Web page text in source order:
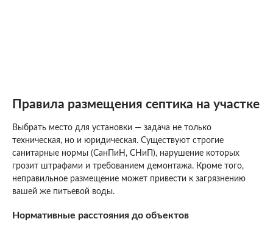
Правила размещения септика на участке
Выбрать место для установки — задача не только
техническая, но и юридическая. Существуют строгие
санитарные нормы (СанПиН, СНиП), нарушение которых
грозит штрафами и требованием демонтажа. Кроме того,
неправильное размещение может привести к загрязнению
вашей же питьевой воды.
Нормативные расстояния до объектов